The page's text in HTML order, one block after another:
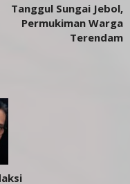
Tanggul Sungai Jebol,
Permukiman Warga
Terendam